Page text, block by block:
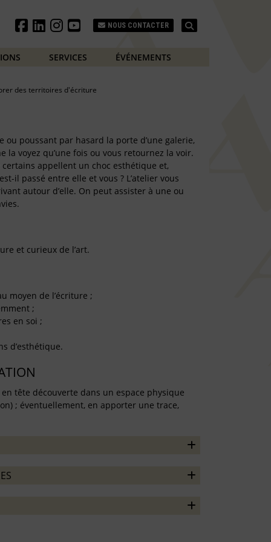
NOUS CONTACTER
SERVICES ÉVÉNEMENTS
des territoires d'écriture
ou poussant par hasard la porte d’une galerie,
la voyez qu’une fois ou vous retournez la voir.
appellent un choc esthétique et,
il passé entre elle et vous ? L’atelier vous
autour d’elle. On peut assister à une ou
et curieux de l’art.
moyen de l’écriture ;
;
en soi ;
d’esthétique.
tête découverte dans un espace physique
; éventuellement, en apporter une trace,